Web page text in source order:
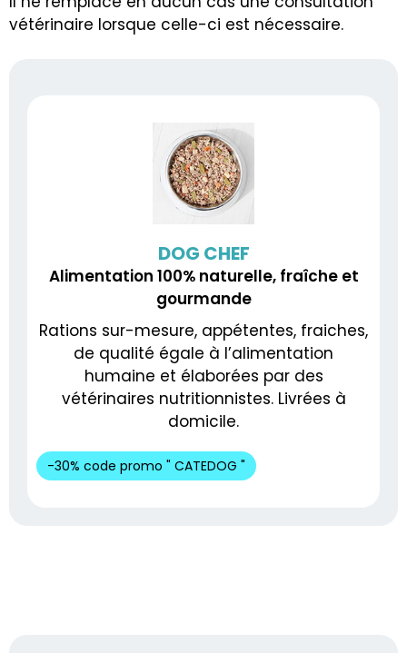
vétérinaire lorsque celle-ci est nécessaire.
DOG CHEF
Alimentation 100% naturelle, fraîche et
gourmande
Rations sur-mesure, appétentes, fraiches,
de qualité égale à l’alimentation
humaine et élaborées par des
vétérinaires nutritionnistes. Livrées à
domicile.
-30% code promo " CATEDOG "